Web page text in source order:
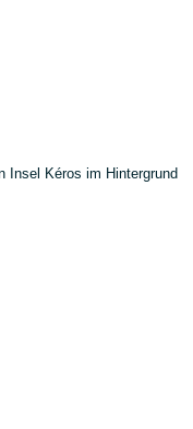
Insel Kéros im Hintergrund